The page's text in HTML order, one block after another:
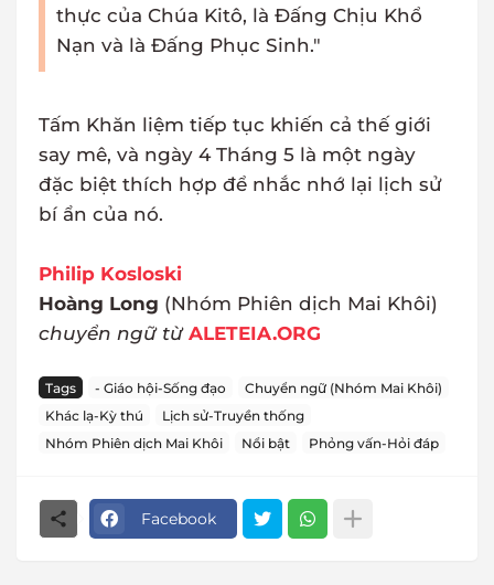
thực của Chúa Kitô, là Đấng Chịu Khổ
Nạn và là Đấng Phục Sinh."
Tấm Khăn liệm tiếp tục khiến cả thế giới
say mê, và ngày 4 Tháng 5 là một ngày
đặc biệt thích hợp để nhắc nhớ lại lịch sử
bí ẩn của nó.
Philip Kosloski
Hoàng Long (Nhóm Phiên dịch Mai Khôi)
chuyển ngữ từ ALETEIA.ORG
Tags - Giáo hội-Sống đạo
Chuyển ngữ (Nhóm Mai Khôi)
Khác lạ-Kỳ thú
Lịch sử-Truyền thống
Nhóm Phiên dịch Mai Khôi
Nổi bật Phỏng vấn-Hỏi đáp
Facebook